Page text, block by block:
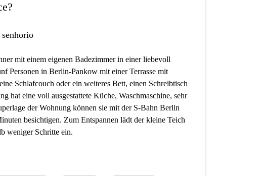
mit einem eigenen Badezimmer in einer liebevoll
Personen in Berlin-Pankow mit einer Terrasse mit
Schlafcouch oder ein weiteres Bett, einen Schreibtisch
hat eine voll ausgestattete Küche, Waschmaschine, sehr
der Wohnung können sie mit der S-Bahn Berlin
besichtigen. Zum Entspannen lädt der kleine Teich
weniger Schritte ein.